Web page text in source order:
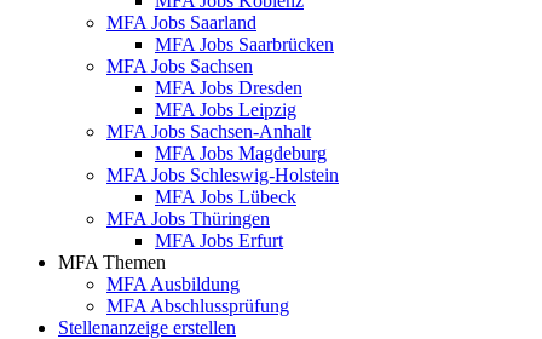
MFA Jobs Saarland
MFA Jobs Saarbrücken
MFA Jobs Sachsen
MFA Jobs Dresden
MFA Jobs Leipzig
MFA Jobs Sachsen-Anhalt
MFA Jobs Magdeburg
MFA Jobs Schleswig-Holstein
MFA Jobs Lübeck
MFA Jobs Thüringen
MFA Jobs Erfurt
MFA Themen
MFA Ausbildung
MFA Abschlussprüfung
Stellenanzeige erstellen